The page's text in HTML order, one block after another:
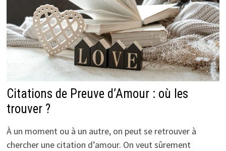
Citations de Preuve d’Amour : où les
trouver ?
À un moment ou à un autre, on peut se retrouver à
chercher une citation d’amour. On veut sûrement